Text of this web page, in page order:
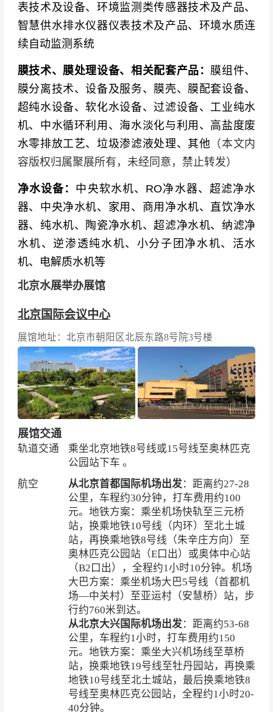
表技术及设备、环境监测类传感器技术及产品、
智慧供水排水仪器仪表技术及产品、环境水质连
续自动监测系统
膜技术、膜处理设备、相关配套产品： 膜组件、
膜分离技术、设备及服务、膜壳、膜配套设备、
超纯水设备、软化水设备、过滤设备、工业纯水
机、中水循环利用、海水淡化与利用、高盐度废
水零排放工艺、垃圾渗滤液处理、其他 （本文内
容版权归属聚展所有，未经同意，禁止转发）
净水设备： 中央软水机、RO净水器、超滤净水
器、中央净水机、家用、商用净水机、直饮净水
器、纯水机、陶瓷净水机、超滤净水机、纳滤净
水机、逆渗透纯水机、小分子团净水机、活水
机、电解质水机等
北京水展举办展馆
北京国际会议中心
展馆地址：北京市朝阳区北辰东路8号院3号楼
展馆交通
轨道交通
乘坐北京地铁8号线或15号线至奥林匹克
公园站下车 。
航空
从北京首都国际机场出发：距离约27-28
公里，车程约30分钟，打车费用约100
元。地铁方案：乘坐机场快轨至三元桥
站，换乘地铁10号线（内环）至北土城
站，再换乘地铁8号线（朱辛庄方向）至
奥林匹克公园站（E口出）或奥体中心站
（B2口出），全程约1小时10分钟。机场
大巴方案：乘坐机场大巴5号线（首都机
场—中关村）至亚运村（安慧桥）站，步
行约760米到达。
从北京大兴国际机场出发：距离约53-68
公里，车程约1小时，打车费用约150
元。地铁方案：乘坐大兴机场线至草桥
站，换乘地铁19号线至牡丹园站，再换乘
地铁10号线至北土城站，最后换乘地铁8
号线至奥林匹克公园站，全程约1小时20-
40分钟。